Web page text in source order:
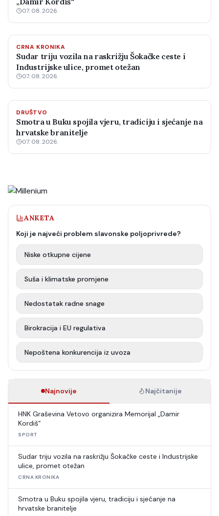
07. 08. 2026.
CRNA KRONIKA
Sudar triju vozila na raskrižju Šokačke ceste i
Industrijske ulice, promet otežan
07. 08. 2026.
DRUŠTVO
Smotra u Buku spojila vjeru, tradiciju i sjećanje na
hrvatske branitelje
07. 08. 2026.
ANKETA
Koji je najveći problem slavonske poljoprivrede?
Niske otkupne cijene
Suša i klimatske promjene
Nedostatak radne snage
Birokracija i EU regulativa
Nepoštena konkurencija iz uvoza
Najnovije Najčitanije
HNK Graševina Vetovo organizira Memorijal „Damir
Kordiš“
SPORT
Sudar triju vozila na raskrižju Šokačke ceste i Industrijske
ulice, promet otežan
CRNA KRONIKA
Smotra u Buku spojila vjeru, tradiciju i sjećanje na
hrvatske branitelje